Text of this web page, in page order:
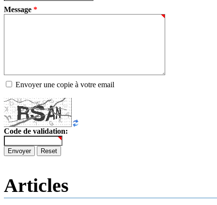
Message *
Envoyer une copie à votre email
Code de validation:
Envoyer Reset
Articles